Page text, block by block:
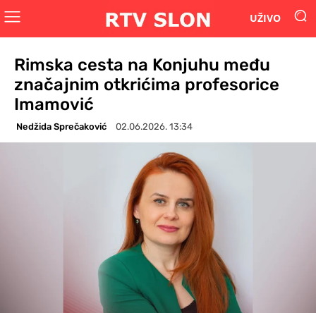
UŽIVO
Rimska cesta na Konjuhu među
značajnim otkrićima profesorice
Imamović
Nedžida Sprečaković 02.06.2026. 13:34